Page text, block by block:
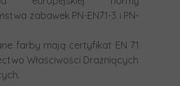
zabawek PN-EN71-3 i PN-
farby mają certyfikat EN 71
Właściwości Drażniących